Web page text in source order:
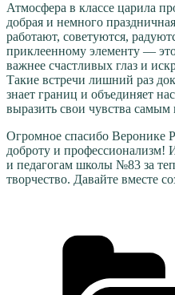
Атмосфера в классе царила
добрая и немного
работают, советуются,
приклеенному элементу —
важнее счастливых глаз и
Такие встречи лишний раз
знает границ и объединяет
выразить свои чувства
Огромное спасибо Веронике
доброту и профессионализм!
и педагогам школы №83 за
творчество. Давайте вместе